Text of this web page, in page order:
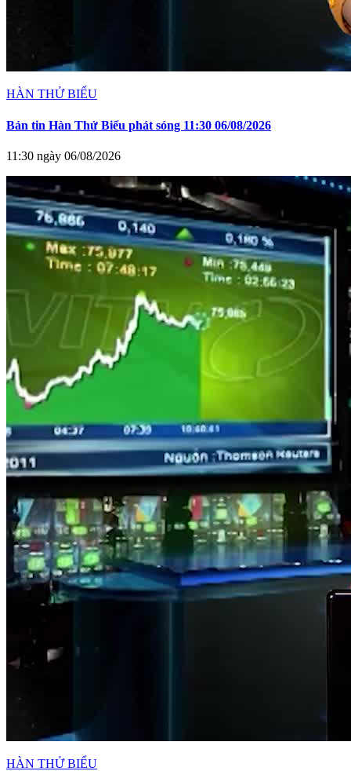
HÀN THỬ BIỂU
Bản tin Hàn Thử Biểu phát sóng 11:30 06/08/2026
11:30 ngày 06/08/2026
HÀN THỬ BIỂU